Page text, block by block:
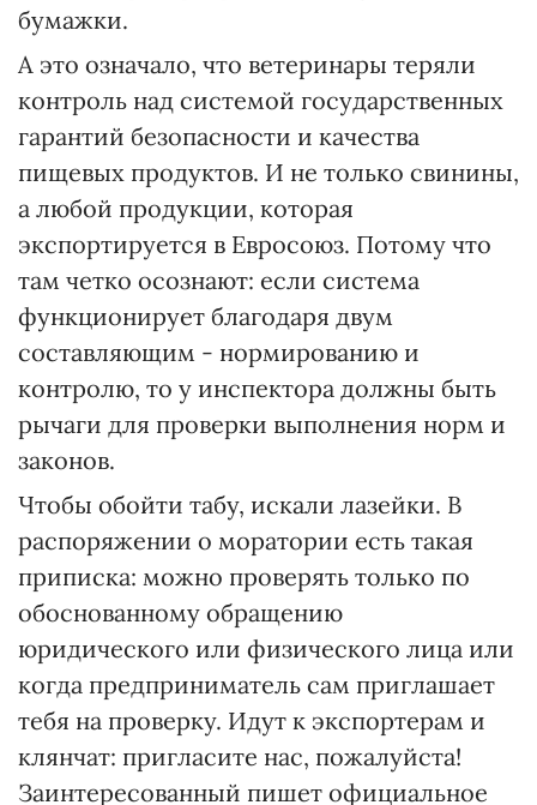
бумажки.
А это означало, что ветеринары теряли
контроль над системой государственных
гарантий безопасности и качества
пищевых продуктов. И не только свинины,
а любой продукции, которая
экспортируется в Евросоюз. Потому что
там четко осознают: если система
функционирует благодаря двум
составляющим - нормированию и
контролю, то у инспектора должны быть
рычаги для проверки выполнения норм и
законов.
Чтобы обойти табу, искали лазейки. В
распоряжении о моратории есть такая
приписка: можно проверять только по
обоснованному обращению
юридического или физического лица или
когда предприниматель сам приглашает
тебя на проверку. Идут к экспортерам и
клянчат: пригласите нас, пожалуйста!
Заинтересованный пишет официальное